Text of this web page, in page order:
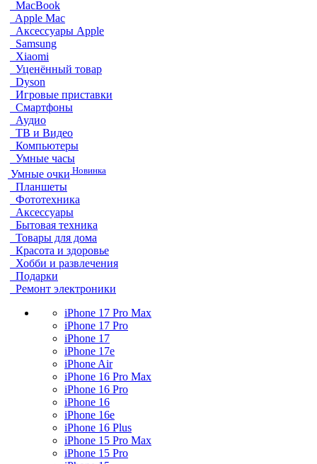
MacBook
Apple Mac
Аксессуары Apple
Samsung
Xiaomi
Уценённый товар
Dyson
Игровые приставки
Смартфоны
Аудио
ТВ и Видео
Компьютеры
Умные часы
Умные очки Новинка
Планшеты
Фототехника
Аксессуары
Бытовая техника
Товары для дома
Красота и здоровье
Хобби и развлечения
Подарки
Ремонт электроники
iPhone 17 Pro Max
iPhone 17 Pro
iPhone 17
iPhone 17e
iPhone Air
iPhone 16 Pro Max
iPhone 16 Pro
iPhone 16
iPhone 16e
iPhone 16 Plus
iPhone 15 Pro Max
iPhone 15 Pro